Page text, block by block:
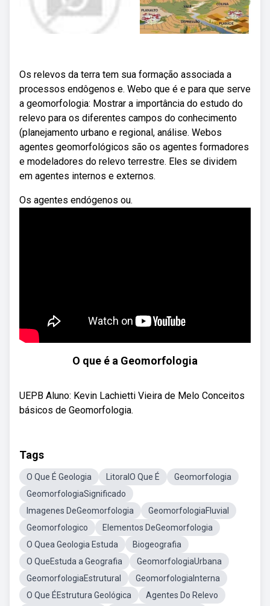
Os relevos da terra tem sua formação associada a
processos endôgenos e. Webo que é e para que serve
a geomorfologia: Mostrar a importância do estudo do
relevo para os diferentes campos do conhecimento
(planejamento urbano e regional, análise. Webos
agentes geomorfológicos são os agentes formadores
e modeladores do relevo terrestre. Eles se dividem
em agentes internos e externos.
Os agentes endógenos ou.
O que é a Geomorfologia
UEPB Aluno: Kevin Lachietti Vieira de Melo Conceitos
básicos de Geomorfologia.
Tags
O Que É Geologia LitoralO Que É
Geomorfologia
GeomorfologiaSignificado
Imagenes DeGeomorfologia
GeomorfologiaFluvial
Geomorfologico
Elementos DeGeomorfologia
O Quea Geologia Estuda
Biogeografia
O QueEstuda a Geografia
GeomorfologiaUrbana
GeomorfologiaEstrutural
GeomorfologiaInterna
O Que ÉEstrutura Geológica
Agentes Do Relevo